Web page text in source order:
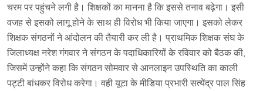
चरम पर पहुंचने लगी है। शिक्षकों का मानना है कि इससे तनाव बढ़ेगा। इसी
वजह से इसको लागू होने के साथ ही विरोध भी किया जाएगा। इसको लेकर
शिक्षक संगठनों ने आंदोलन की तैयारी कर ली है। प्राथमिक शिक्षक संघ के
जिलाध्यक्ष नरेश गंगवार ने संगठन के पदाधिकारियों के रविवार को बैठक की,
जिसमें उन्होंने कहा कि संगठन सोमवार से आनलाइन उपस्थिति का काली
पट्टी बांधकर विरोध करेगा। वही यूटा के मीडिया प्रभारी सत्येंद्र पाल सिंह